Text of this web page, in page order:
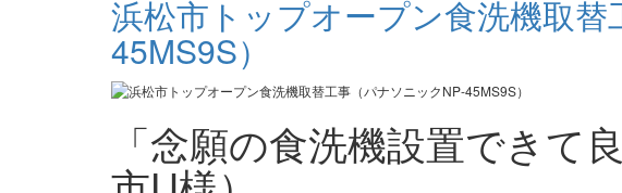
浜松市トップオープン食洗機取
45MS9S）
「念願の食洗機設置できて